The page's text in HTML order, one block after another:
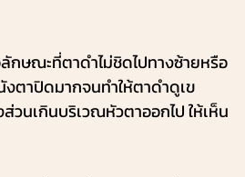
ษณะที่ตาดำไม่ชิดไปทางซ้ายหรือ
งตาปิดมากจนทำให้ตาดำดูเข
วนเกินบริเวณหัวตาออกไป ให้เห็น